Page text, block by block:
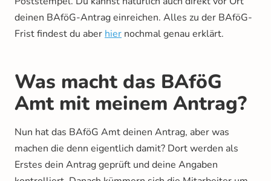
deinen BAföG-Antrag einreichen. Alles zu der BAföG-
Frist findest du aber hier nochmal genau erklärt.
Was macht das BAföG
Amt mit meinem Antrag?
Nun hat das BAföG Amt deinen Antrag, aber was
machen die denn eigentlich damit? Dort werden als
Erstes dein Antrag geprüft und deine Angaben